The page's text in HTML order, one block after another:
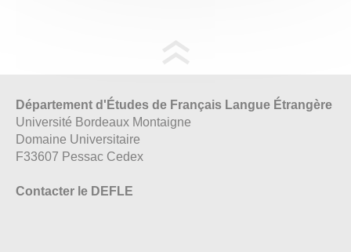
Département d'Études de Français Langue Étrangère
Université Bordeaux Montaigne
Domaine Universitaire
F33607 Pessac Cedex
Contacter le DEFLE